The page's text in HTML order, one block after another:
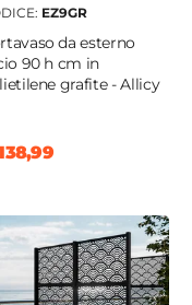
EZ9GR
da esterno
90 h cm in
grafite - Allicy